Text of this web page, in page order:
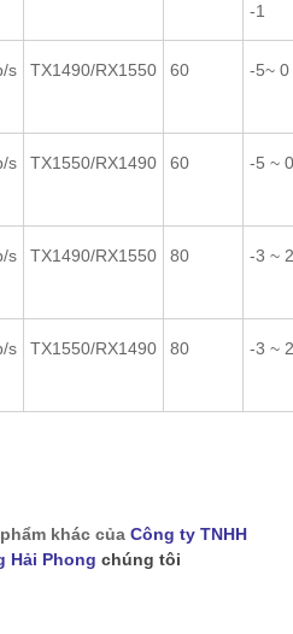
-1
s TX1490/RX1550 60 -5~ 0
s TX1550/RX1490 60 -5 ~ 0
s TX1490/RX1550 80 -3 ~ 2
s TX1550/RX1490 80 -3 ~ 2
khác của Công ty TNHH
Hải Phong chúng tôi